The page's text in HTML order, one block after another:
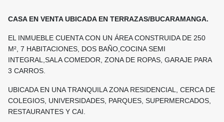
CASA EN VENTA UBICADA EN TERRAZAS/BUCARAMANGA.
EL INMUEBLE CUENTA CON UN ÁREA CONSTRUIDA DE 250
M², 7 HABITACIONES, DOS BAÑO,COCINA SEMI
INTEGRAL,SALA COMEDOR, ZONA DE ROPAS, GARAJE PARA
3 CARROS.
UBICADA EN UNA TRANQUILA ZONA RESIDENCIAL, CERCA DE
COLEGIOS, UNIVERSIDADES, PARQUES, SUPERMERCADOS,
RESTAURANTES Y CAI.